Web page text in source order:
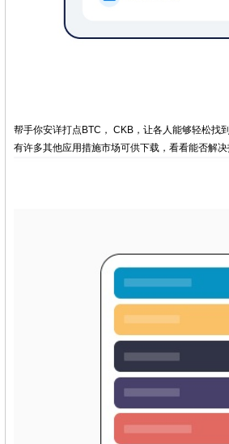
帮手你安详打点BTC， CKB，让各人能够轻松找
有许多其他应用措施市场可供下载，看看能否解